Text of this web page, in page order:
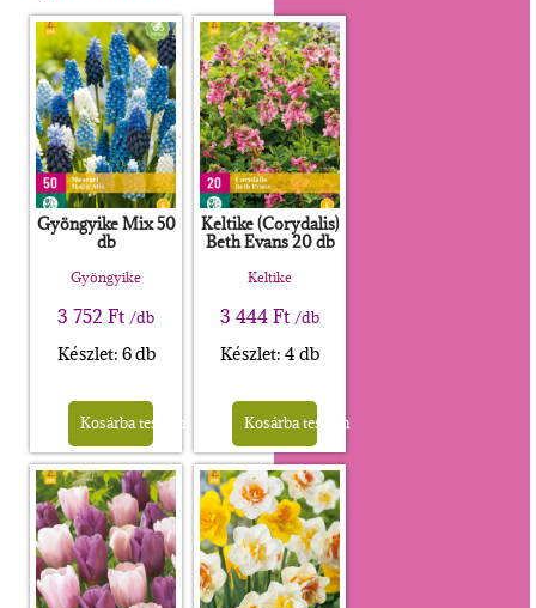
Gyöngyike Mix 50
db
Gyöngyike
3 752 Ft /db
Készlet: 6 db
Kosárba teszem
Keltike (Corydalis)
Beth Evans 20 db
Keltike
3 444Ft /db
Készlet: 4 db
Kosárba teszem